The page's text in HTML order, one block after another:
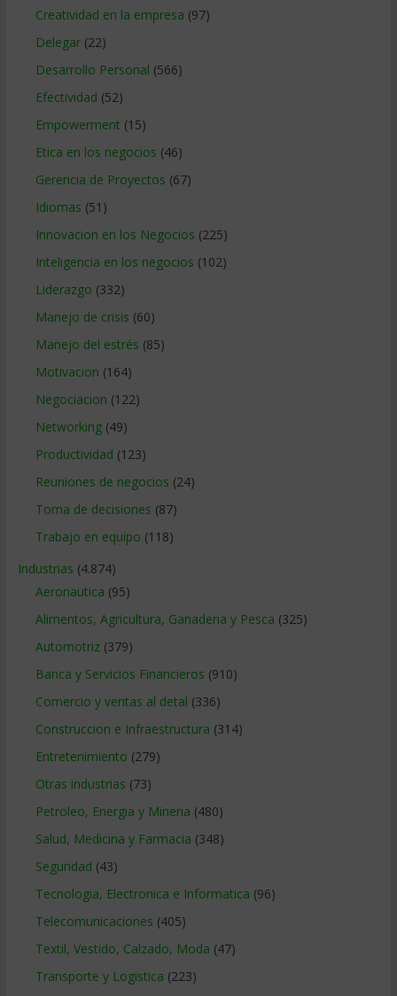
Creatividad en la empresa (97)
Delegar(22)
Desarrollo Personal (566)
Efectividad (52)
Empowerment (15)
Etica en los negocios (46)
Gerencia de Proyectos (67)
Idiomas (51)
Innovacion en los Negocios (225)
Inteligencia en los negocios (102)
Liderazgo (332)
Manejo de crisis (60)
Manejo del estrés (85)
Motivacion (164)
Negociacion (122)
Networking(49)
Productividad (123)
Reuniones de negocios (24)
Toma de decisiones (87)
Trabajo en equipo (118)
Industrias (4.874)
Aeronautica (95)
Alimentos, Agricultura, Ganaderia y Pesca (325)
Automotriz(379)
Banca y Servicios Financieros (910)
Comercio y ventas al detal (336)
Construccion e Infraestructura (314)
Entretenimiento (279)
Otras industrias (73)
Petroleo, Energia y Mineria (480)
Salud, Medicina y Farmacia (348)
Seguridad (43)
Tecnologia, Electronica e Informatica (96)
Telecomunicaciones (405)
Textil, Vestido, Calzado, Moda (47)
Transporte y Logistica (223)